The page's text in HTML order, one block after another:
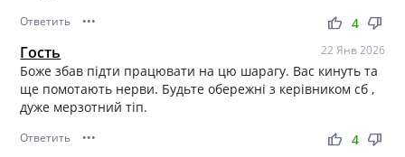
Ответить ••• thumb_up thumb_down
4
Гость 22 Янв 2026
Боже збав підти працювати на цю шарагу. Вас кинуть та
ще помотають нерви. Будьте обережні з керівником сб ,
дуже мерзотний тіп.
Ответить ••• thumb_up thumb_down
4